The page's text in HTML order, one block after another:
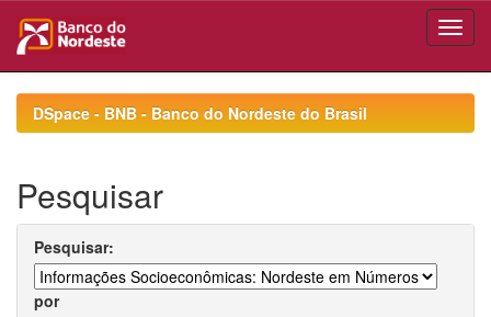
navigationDSpace - BNB - Banco do Nordeste do Brasil
Pesquisar
Pesquisar:
por